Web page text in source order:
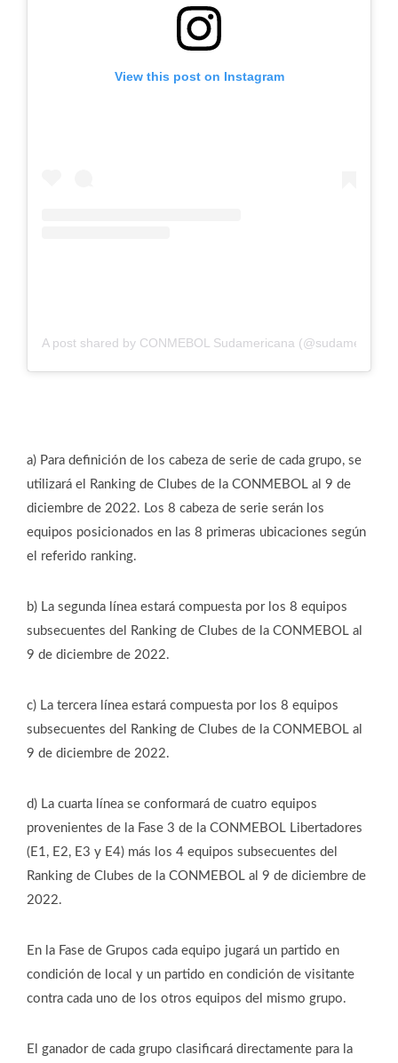
View this post on Instagram
A post shared by CONMEBOL Sudamericana
a) Para definición de los cabeza de serie de cada grupo, se
utilizará el Ranking de Clubes de la CONMEBOL al 9 de
diciembre de 2022. Los 8 cabeza de serie serán los
equipos posicionados en las 8 primeras ubicaciones según
el referido ranking.
b) La segunda línea estará compuesta por los 8 equipos
subsecuentes del Ranking de Clubes de la CONMEBOL al
9 de diciembre de 2022.
c) La tercera línea estará compuesta por los 8 equipos
subsecuentes del Ranking de Clubes de la CONMEBOL al
9 de diciembre de 2022.
d) La cuarta línea se conformará de cuatro equipos
provenientes de la Fase 3 de la CONMEBOL Libertadores
(E1, E2, E3 y E4) más los 4 equipos subsecuentes del
Ranking de Clubes de la CONMEBOL al 9 de diciembre de
2022.
En la Fase de Grupos cada equipo jugará un partido en
condición de local y un partido en condición de visitante
contra cada uno de los otros equipos del mismo grupo.
El ganador de cada grupo clasificará directamente para la